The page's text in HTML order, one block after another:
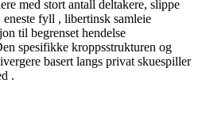
med stort antall deltakere, slippe
fyll , libertinsk samleie
til begrenset hendelse
spesifikke kroppsstrukturen og
basert langs privat skuespiller
.